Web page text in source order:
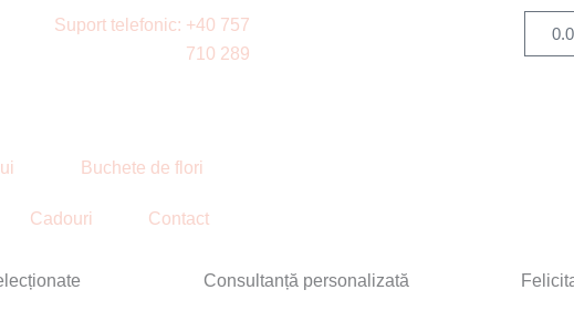
Suport telefonic: +40 757
710 289
Buchete de flori
Cadouri Contact
Consultanță personalizată